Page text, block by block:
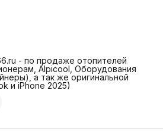
- по продаже отопителей
Alpicool, Оборудования
а так же оригинальной
и iPhone 2025)